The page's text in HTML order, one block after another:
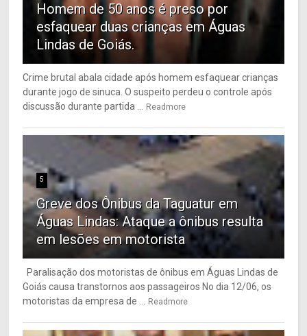
Homem de 50 anos é preso por
esfaquear duas crianças em Águas
Lindas de Goiás.
Crime brutal abala cidade após homem esfaquear crianças
durante jogo de sinuca. O suspeito perdeu o controle após
discussão durante partida ... Readmore
5
Greve dos Ônibus da Taguatur em
Águas Lindas: Ataque a ônibus resulta
em lesões em motorista
Paralisação dos motoristas de ônibus em Águas Lindas de
Goiás causa transtornos aos passageiros No dia 12/06, os
motoristas da empresa de ... Readmore
6